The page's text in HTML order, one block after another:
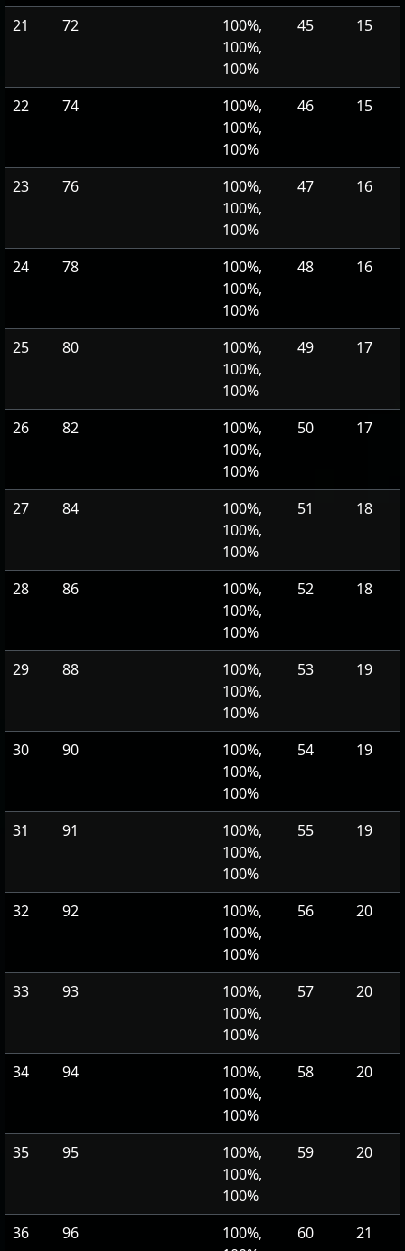
21 72
100%,
100%,
100%
45 15
22 74
100%,
100%,
100%
46 15
23 76
100%,
100%,
100%
47 16
24 78
100%,
100%,
100%
48 16
25 80
100%,
100%,
100%
49 17
26 82
100%,
100%,
100%
50 17
27 84
100%,
100%,
100%
51 18
28 86
100%,
100%,
100%
52 18
29 88
100%,
100%,
100%
53 19
30 90
100%,
100%,
100%
54 19
31 91
100%,
100%,
100%
55 19
32 92
100%,
100%,
100%
56 20
33 93
100%,
100%,
100%
57 20
34 94
100%,
100%,
100%
58 20
35 95
100%,
100%,
100%
59 20
36 96
100%,
60 21